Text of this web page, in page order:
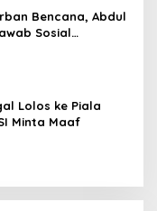
Bencana, Abdul
Sosial
Lolos ke Piala
Minta Maaf